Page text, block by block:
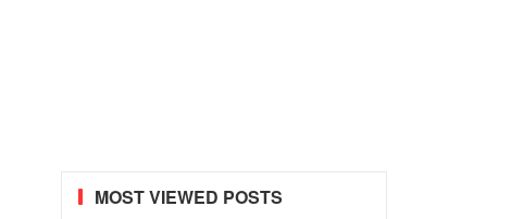
MOST VIEWED POSTS